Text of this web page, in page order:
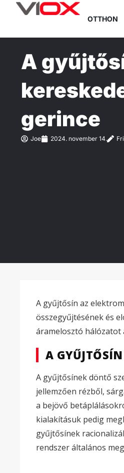
Ugrás
tartalomra
OTTHON
A
gerince
Joe 2024. november 14.
A gyűjtősín az
összegyűjtésének és
áramelosztó hálózatot
A
A gyűjtősínek döntő
jellemzően rézből,
a bejövő
kialakításuk pedig
gyűjtősínek
rendszer általános